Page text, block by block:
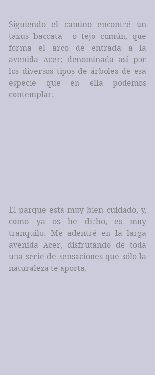
Siguiendo el camino encontré un
taxus baccata  o tejo común, que
forma el arco de entrada a la
avenida Acer; denominada así por
los diversos tipos de árboles de esa
especie que en ella podemos
contemplar.
El parque está muy bien cuidado, y,
como ya os he dicho, es muy
tranquilo. Me adentré en la larga
avenida Acer, disfrutando de toda
una serie de sensaciones que sólo la
naturaleza te aporta.